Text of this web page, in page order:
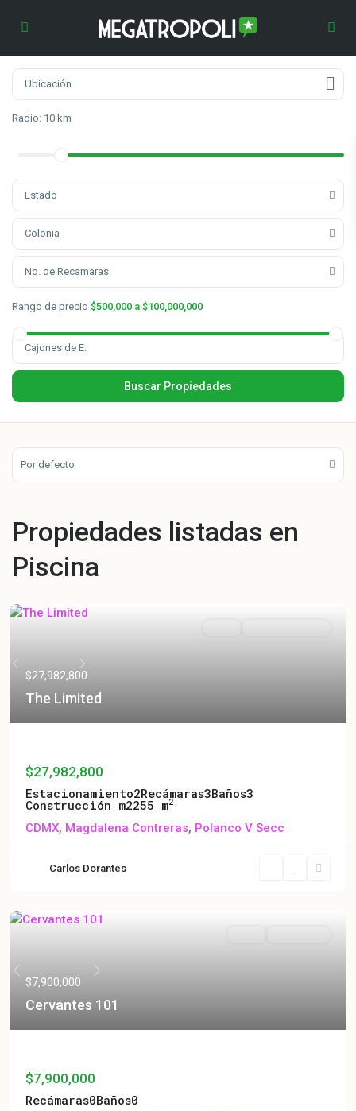
Radio: 10 km
Estado
Colonia
No. de Recamaras
Rango de precio $500,000 a $100,000,000
Por defecto
Propiedades listadas en
Piscina
Previous Next
$27,982,800
The Limited
$27,982,800
Estacionamiento2Recámaras3Baños3
Construcción m2255 m2
CDMX, Magdalena Contreras, Polanco V Secc
Carlos Dorantes
Previous Next
$7,900,000
Cervantes 101
$7,900,000
Recámaras0Baños0